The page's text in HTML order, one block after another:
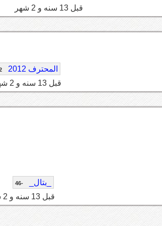
قبل 13 سنه و 2 شهر
المحترف 2012
قبل 13 سنه و 2 شهر
_بتال_ -46
قبل 13 سنه و 2 شهر